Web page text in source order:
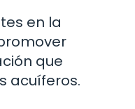
en la
que
acuíferos.